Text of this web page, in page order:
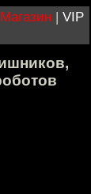
Магазин | VIP